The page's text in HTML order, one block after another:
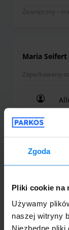
Zgoda
Pliki cookie na
Używamy
naszej witryny
Niezbędne pliki
Zewnętrzny –
Maria Seifert
Zaparkowany
Desbele